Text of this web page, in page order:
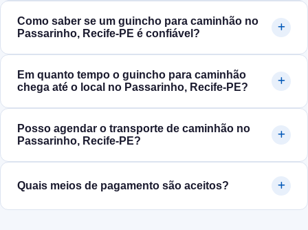
Como saber se um guincho para caminhão no
Passarinho, Recife‑PE é confiável?
Em quanto tempo o guincho para caminhão
chega até o local no Passarinho, Recife‑PE?
Posso agendar o transporte de caminhão no
Passarinho, Recife‑PE?
Quais meios de pagamento são aceitos?